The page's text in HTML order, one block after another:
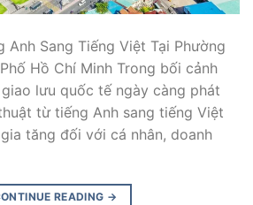
Anh Sang Tiếng Việt Tại Phường
Hồ Chí Minh Trong bối cảnh
lưu quốc tế ngày càng phát
từ tiếng Anh sang tiếng Việt
tăng đối với cá nhân, doanh
READING →